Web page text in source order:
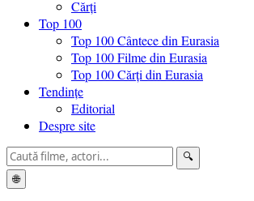
Cărți
Top 100
Top 100 Cântece din Eurasia
Top 100 Filme din Eurasia
Top 100 Cărți din Eurasia
Tendințe
Editorial
Despre site
🔍
🌐